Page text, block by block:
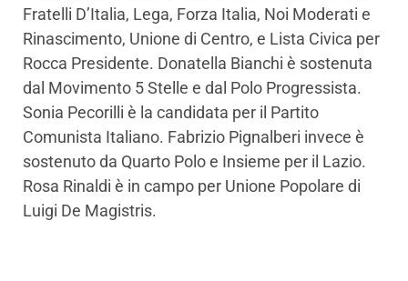
Fratelli D’Italia, Lega, Forza Italia, Noi Moderati e
Rinascimento, Unione di Centro, e Lista Civica per
Rocca Presidente. Donatella Bianchi è sostenuta
dal Movimento 5 Stelle e dal Polo Progressista.
Sonia Pecorilli è la candidata per il Partito
Comunista Italiano. Fabrizio Pignalberi invece è
sostenuto da Quarto Polo e Insieme per il Lazio.
Rosa Rinaldi è in campo per Unione Popolare di
Luigi De Magistris.